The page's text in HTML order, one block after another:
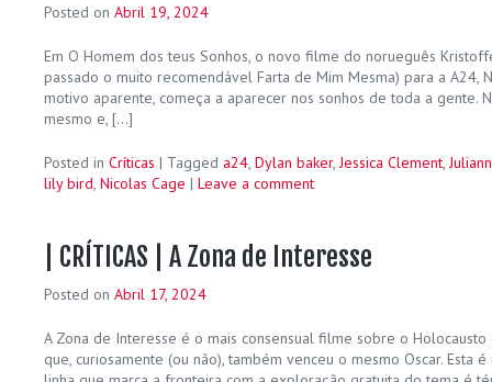
Posted on Abril 19, 2024
Em O Homem dos teus Sonhos, o novo filme do norueguês
passado o muito recomendável Farta de Mim Mesma) para a A24,
motivo aparente, começa a aparecer nos sonhos de toda a gente.
mesmo e, […]
Posted in Críticas | Tagged a24, Dylan baker,Jessica Clement,
lily bird, Nicolas Cage | Leave a comment
| CRÍTICAS | A Zona de Interesse
Posted on Abril 17, 2024
A Zona de Interesse é o mais consensual filme sobre o
que, curiosamente (ou não), também venceu o mesmo Oscar. Esta